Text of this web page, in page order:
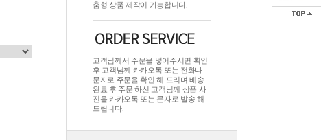
춤형 상품 제작이 가능합니다.
고객님께서 주문을 넣어주시면 확인
후 고객님께 카카오톡 또는 전화나
문자로 주문을 확인 해 드리며.배송
완료 후 주문 하신 고객님께 상품 사
진을 카카오톡 또는 문자로 발송 해
드립니다.